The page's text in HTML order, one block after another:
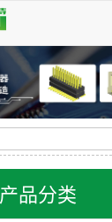
产品分类